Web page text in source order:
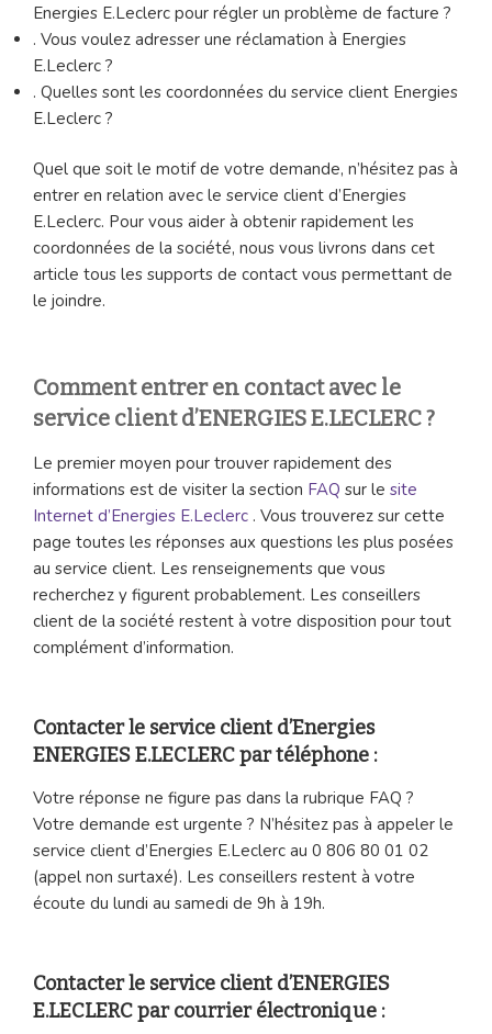
Energies E.Leclerc pour régler un problème de facture ?
. Vous voulez adresser une réclamation à Energies
E.Leclerc ?
. Quelles sont les coordonnées du service client Energies
E.Leclerc ?
Quel que soit le motif de votre demande, n’hésitez pas à
entrer en relation avec le service client d’Energies
E.Leclerc. Pour vous aider à obtenir rapidement les
coordonnées de la société, nous vous livrons dans cet
article tous les supports de contact vous permettant de
le joindre.
Comment entrer en contact avec le
service client d’ENERGIES E.LECLERC ?
Le premier moyen pour trouver rapidement des
informations est de visiter la section FAQ sur le site
Internet d’Energies E.Leclerc . Vous trouverez sur cette
page toutes les réponses aux questions les plus posées
au service client. Les renseignements que vous
recherchez y figurent probablement. Les conseillers
client de la société restent à votre disposition pour tout
complément d’information.
Contacter le service client d’Energies
ENERGIES E.LECLERC par téléphone :
Votre réponse ne figure pas dans la rubrique FAQ ?
Votre demande est urgente ? N’hésitez pas à appeler le
service client d’Energies E.Leclerc au 0 806 80 01 02
(appel non surtaxé). Les conseillers restent à votre
écoute du lundi au samedi de 9h à 19h.
Contacter le service client d’ENERGIES
E.LECLERC par courrier électronique :